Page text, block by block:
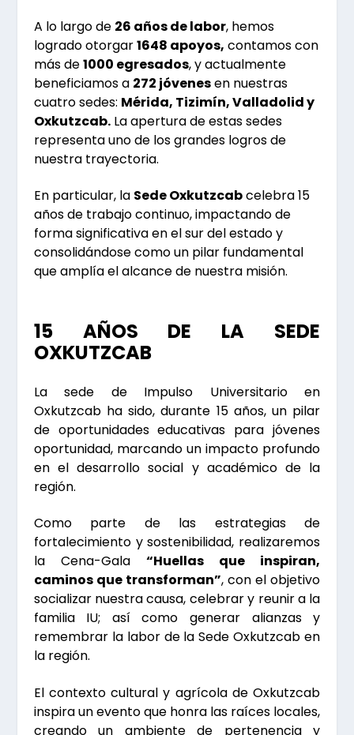
A lo largo de 26 años de labor, hemos
logrado otorgar1648 apoyos, contamos con
más de1000 egresados, y actualmente
beneficiamos a 272 jóvenesen nuestras
cuatro sedes: Mérida, Tizimín, Valladolid y
Oxkutzcab.La apertura de estas sedes
representa uno de los grandes logros de
nuestra trayectoria.
En particular, la Sede Oxkutzcabcelebra 15
años de trabajo continuo, impactando de
forma significativa en el sur del estado y
consolidándose como un pilar fundamental
que amplía el alcance de nuestra misión.
15 AÑOS DE LA SEDE
OXKUTZCAB
La sede de Impulso Universitario en
Oxkutzcab ha sido, durante 15 años, un pilar
de oportunidades educativas para jóvenes
oportunidad, marcando un impacto profundo
en el desarrollo social y académico de la
región.
Como parte de las estrategias de
fortalecimiento y sostenibilidad, realizaremos
la Cena-Gala “Huellas que inspiran,
caminos que transforman”, con el objetivo
socializar nuestra causa, celebrar y reunir a la
familia IU; así como generar alianzas y
remembrar la labor de la Sede Oxkutzcab en
la región.
El contexto cultural y agrícola de Oxkutzcab
inspira un evento que honra las raíces locales,
creando un ambiente de pertenencia y